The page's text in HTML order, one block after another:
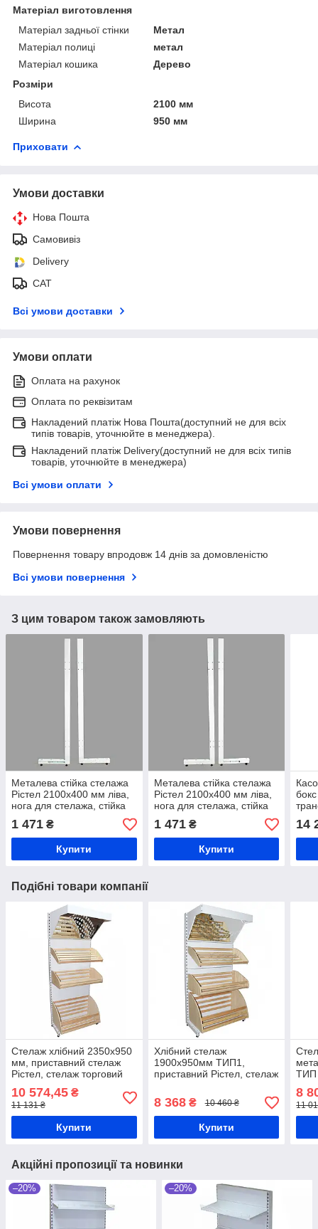
Матеріал виготовлення
Матеріал задньої стінки
Метал
Матеріал полиці
метал
Матеріал кошика
Дерево
Розміри
Висота
2100 мм
Ширина
950 мм
Приховати
Умови доставки
Нова Пошта
Самовивіз
Delivery
САТ
Всі умови доставки
Умови оплати
Оплата на рахунок
Оплата по реквізитам
Накладений платіж Нова Пошта(доступний не для всіх
типів товарів, уточнюйте в менеджера).
Накладений платіж Delivery(доступний не для всіх типів
товарів, уточнюйте в менеджера)
Всі умови оплати
Умови повернення
Повернення товару впродовж 14 днів за домовленістю
Всі умови повернення
З цим товаром також замовляють
Металева стійка стелажа
Рістел 2100х400 мм ліва,
нога для стелажа, стійка
для торгового стелажа
1 471 ₴
Купити
Металева стійка стелажа
Рістел 2100х400 мм ліва,
нога для стелажа, стійка
для торгового стелажа
1 471₴
Купити
14
Подібні товари компанії
Стелаж хлібний 2350х950
мм, приставний стелаж
Рістел, стелаж торговий
кошиками для хліба,
хлібний стенд
10 574,45 ₴
11 131 ₴
Купити
Хлібний стелаж
1900х950мм ТИП1,
приставний Рістел, стелаж
випічки, металевий стелаж
з дерев'яними кошиками
8 368₴ 10 460 ₴
Купити
ТИП
8
11
Акційні пропозиції та новинки
–20% –20%